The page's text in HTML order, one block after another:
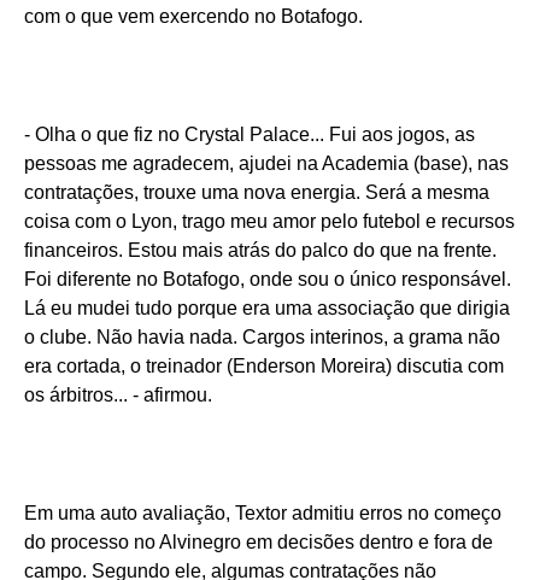
com o que vem exercendo no Botafogo.
- Olha o que fiz no Crystal Palace... Fui aos jogos, as
pessoas me agradecem, ajudei na Academia (base), nas
contratações, trouxe uma nova energia. Será a mesma
coisa com o Lyon, trago meu amor pelo futebol e recursos
financeiros. Estou mais atrás do palco do que na frente.
Foi diferente no Botafogo, onde sou o único responsável.
Lá eu mudei tudo porque era uma associação que dirigia
o clube. Não havia nada. Cargos interinos, a grama não
era cortada, o treinador (Enderson Moreira) discutia com
os árbitros... - afirmou.
Em uma auto avaliação, Textor admitiu erros no começo
do processo no Alvinegro em decisões dentro e fora de
campo. Segundo ele, algumas contratações não